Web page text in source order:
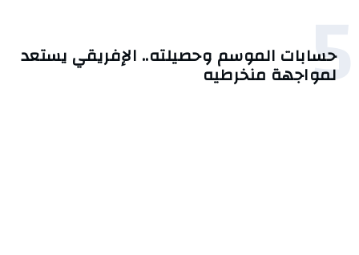
5
حسابات الموسم وحصيلته.. الإفريقي يستعد
لمواجهة منخرطيه